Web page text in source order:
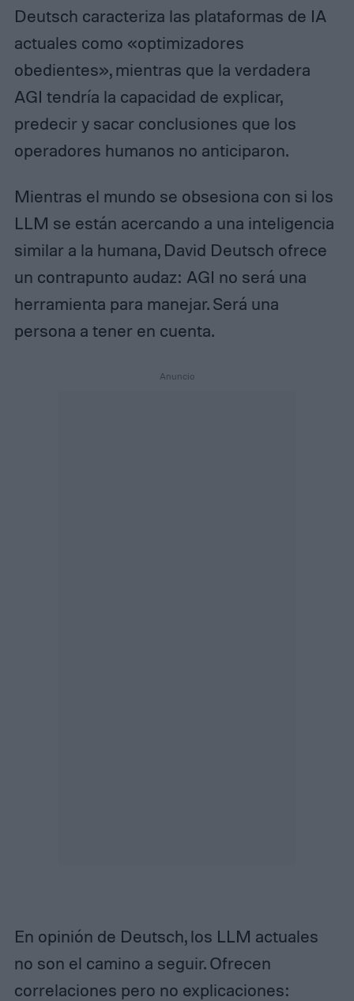
Deutsch caracteriza las plataformas de IA
actuales como «optimizadores
obedientes», mientras que la verdadera
AGI tendría la capacidad de explicar,
predecir y sacar conclusiones que los
operadores humanos no anticiparon.
Mientras el mundo se obsesiona con si los
LLM se están acercando a una inteligencia
similar a la humana, David Deutsch ofrece
un contrapunto audaz: AGI no será una
herramienta para manejar. Será una
persona a tener en cuenta.
En opinión de Deutsch, los LLM actuales
no son el camino a seguir. Ofrecen
correlaciones pero no explicaciones: